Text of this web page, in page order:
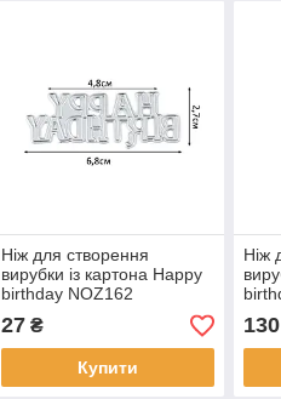
Ніж для створення
вирубки із картона Happy
birthday NOZ162
27₴
Купити
Ніж
130